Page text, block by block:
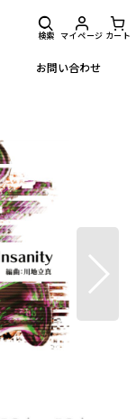
お問い合わせ
検索 マイページ カート